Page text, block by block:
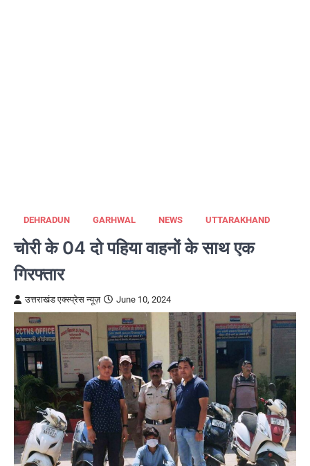
DEHRADUN GARHWAL NEWS UTTARAKHAND
चोरी के 04 दो पहिया वाहनों के साथ एक
गिरफ्तार
उत्तराखंड एक्स्प्रेस न्यूज़ June 10, 2024